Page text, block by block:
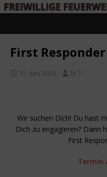
First
15. Juni 2026 N. T.
Wir suchen Dich! Du hast
Dich zu engagieren? Dann
First
Termin